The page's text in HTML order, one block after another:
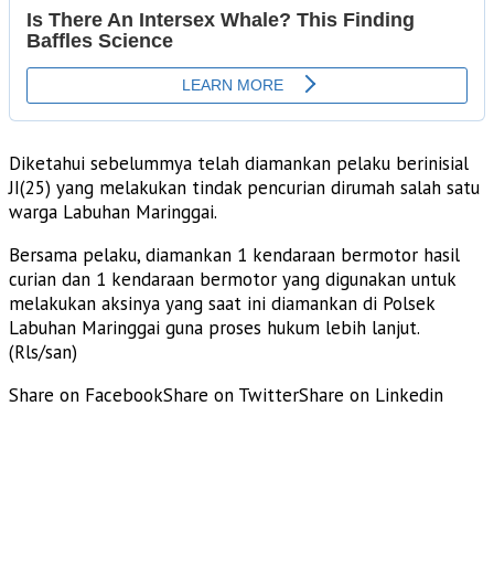
Diketahui sebelummya telah diamankan pelaku berinisial
JI(25) yang melakukan tindak pencurian dirumah salah satu
warga Labuhan Maringgai.
Bersama pelaku, diamankan 1 kendaraan bermotor hasil
curian dan 1 kendaraan bermotor yang digunakan untuk
melakukan aksinya yang saat ini diamankan di Polsek
Labuhan Maringgai guna proses hukum lebih lanjut.
(Rls/san)
Share on FacebookShare on TwitterShare on Linkedin